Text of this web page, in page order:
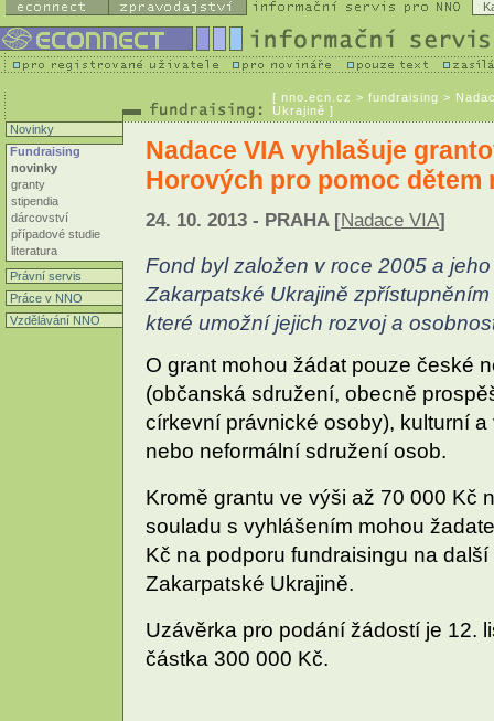
[ nno.ecn.cz > fundraising >
Ukrajině ]
Novinky
Fundraising
novinky
granty
stipendia
dárcovství
případové studie
literatura
Právní servis
Práce v NNO
Vzdělávání NNO
Nadace VIA vyhlašuje
Horových pro pomoc dětem
24. 10. 2013 - PRAHA [Nadace VIA]
Fond byl založen v roce 2005 a
Zakarpatské Ukrajině
které umožní jejich rozvoj a
O grant mohou žádat pouze české
(občanská sdružení, obecně
církevní právnické osoby), kulturní
nebo neformální sdružení osob.
Kromě grantu ve výši až 70 000 Kč
souladu s vyhlášením mohou
Kč na podporu fundraisingu na
Zakarpatské Ukrajině.
Uzávěrka pro podání žádostí je 12.
částka 300 000 Kč.